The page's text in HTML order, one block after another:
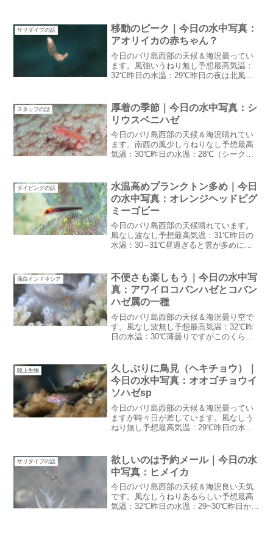
サリダイブの話
移動のピーク｜今日の水中写真：
アオリイカの赤ちゃん？
今日のバリ島西部の天候＆海況曇ってい
ます。風強いうねり無し予想最高気温：
32℃昨日の水温：29℃昨日の夜は北風が
クシーズンの移動のピーク（日本語合っ
てる？）5台の送迎車...
スタッフの話
厚着の季節｜今日の水中写真：シ
リウスベニハゼ
今日のバリ島西部の天候＆海況晴れてい
ます。南西の風少しうねりなし予想最高
気温：30℃昨日の水温：28℃（シークレ
着の季節バリ島の乾季は日本でいう冬空
に雲がない...
ダイビングの話
水温高めプランクトン多め｜今日
の水中写真：オレンジヘッドピグ
ミーゴビー
今日のバリ島西部の天候晴れています。
風なし波なし予想最高気温：31℃昨日の
水温：30∼31℃昼過ぎると雲が多めにな
ます。内湾ポイントのハウスリーフは
32∼33℃らしいせ...
面白インドネシア
不便さも楽しもう｜今日の水中写
真：アワイロコバンハゼとコバン
ハゼ属の一種
今日のバリ島西部の天候＆海況曇り空で
す。風なし波無し予想最高気温：32℃昨
日の水温：30℃薄曇りですがこのくらい
ん。スプリンクラー回っています。不便
さも楽しもうPCで仕...
陸上生物
久しぶりに鳥見（ヘキチョウ）｜
今日の水中写真：オオゴチョウイ
ソハゼsp
今日のバリ島西部の天候＆海況曇ってい
ますが時々日が差しています。風なしう
ねり無し予想最高気温：29℃昨日の水
少し降りそうです。久しぶりに鳥見なん
となく先週までのド...
サリダイブの話
欲しいのは予約メール｜今日の水
中写真：ヒメイカ
今日のバリ島西部の天候＆海況良い天気
です。風なしうねりあるらしい予想最高
気温：32℃昨日の水温：29~30℃昨日から